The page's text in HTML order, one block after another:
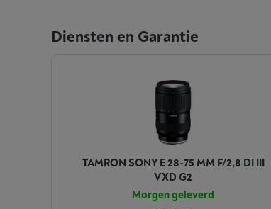
Diensten en Garantie
TAMRON SONY E 28-75 MM F/2,8 DI III
VXD G2
Morgen geleverd